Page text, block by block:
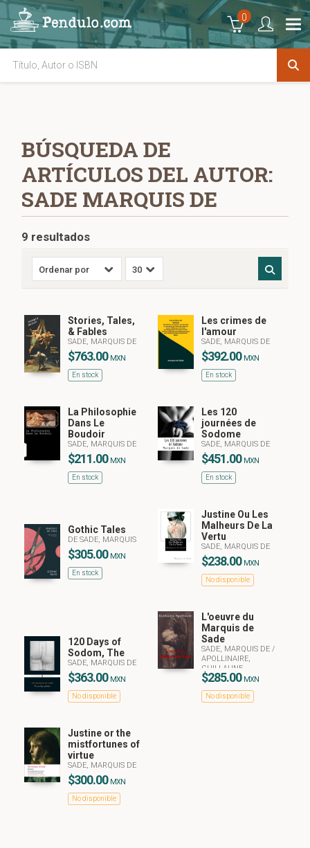
0
BÚSQUEDA DE
ARTÍCULOS DEL AUTOR:
SADE MARQUIS DE
9 resultados
Stories, Tales,
& Fables
SADE, MARQUIS DE
$763.00 MXN
En stock
Les crimes de
l'amour
SADE, MARQUIS DE
$392.00 MXN
En stock
La Philosophie
Dans Le
Boudoir
SADE, MARQUIS DE
$211.00 MXN
En stock
Les 120
journées de
Sodome
SADE, MARQUIS DE
$451.00 MXN
En stock
Gothic Tales
DE SADE, MARQUIS
$305.00 MXN
En stock
Justine Ou Les
Malheurs De La
Vertu
SADE, MARQUIS DE
$238.00 MXN
No disponible
120 Days of
Sodom, The
SADE, MARQUIS DE
$363.00 MXN
No disponible
L'oeuvre du
Marquis de
Sade
SADE, MARQUIS DE/
APOLLINAIRE,
GUILLAUNE
$285.00 MXN
No disponible
Justine or the
mistfortunes of
virtue
SADE, MARQUIS DE
$300.00 MXN
No disponible